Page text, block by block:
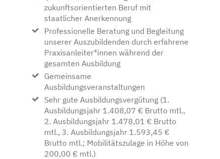
zukunftsorientierten Beruf mit
staatlicher Anerkennung
Professionelle Beratung und Begleitung
unserer Auszubildenden durch erfahrene
Praxisanleiter*innen während der
gesamten Ausbildung
Gemeinsame
Ausbildungsveranstaltungen
Sehr gute Ausbildungsvergütung (1.
Ausbildungsjahr 1.408,07 € Brutto mtl.,
2. Ausbildungsjahr 1.478,01 € Brutto
mtl., 3. Ausbildungsjahr 1.593,45 €
Brutto mtl.; Mobilitätszulage in Höhe von
200,00 € mtl.)